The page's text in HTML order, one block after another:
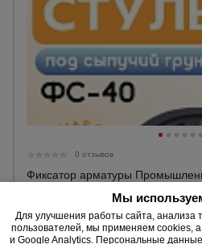
0 отзывов
Фиксатор арматуры
Диаметр:
Упаковка:
Мы
Для улучшения работы сайта, анализа
пользователей, мы применяем cookies,
и Google Analytics. Персональные